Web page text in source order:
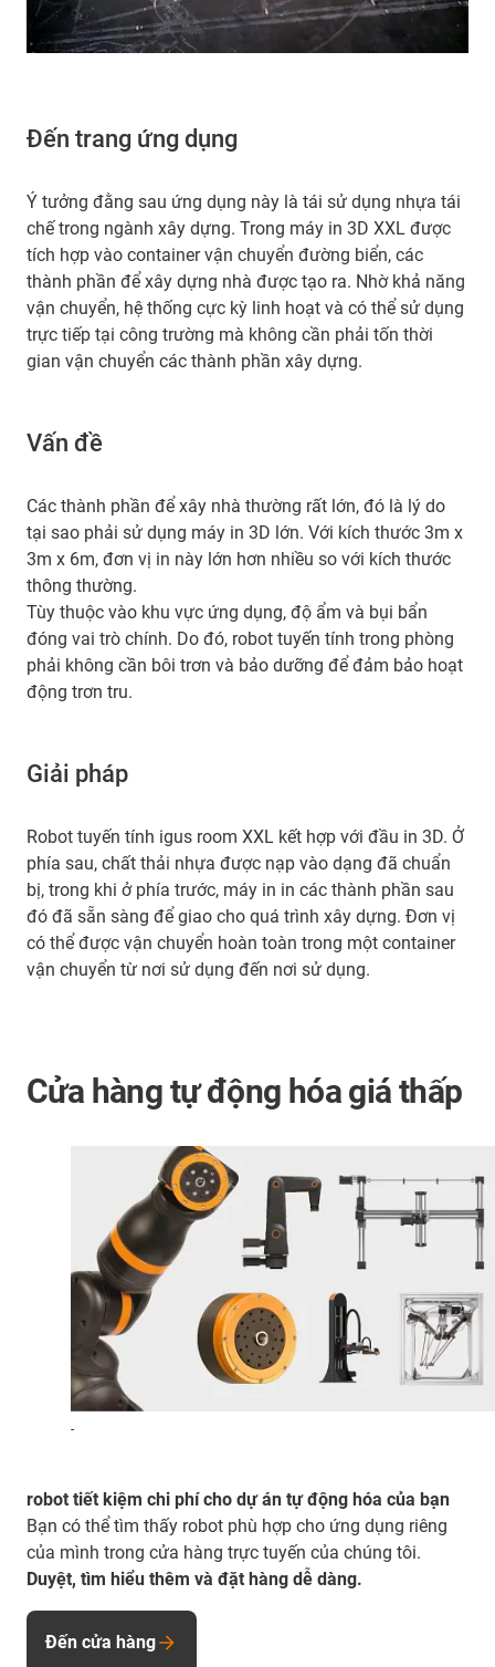
Đến trang ứng dụng
Ý tưởng đằng sau ứng dụng này là tái sử dụng nhựa tái
chế trong ngành xây dựng. Trong máy in 3D XXL được
tích hợp vào container vận chuyển đường biển, các
thành phần để xây dựng nhà được tạo ra. Nhờ khả năng
vận chuyển, hệ thống cực kỳ linh hoạt và có thể sử dụng
trực tiếp tại công trường mà không cần phải tốn thời
gian vận chuyển các thành phần xây dựng.
Vấn đề
Các thành phần để xây nhà thường rất lớn, đó là lý do
tại sao phải sử dụng máy in 3D lớn. Với kích thước 3m x
3m x 6m, đơn vị in này lớn hơn nhiều so với kích thước
thông thường.
Tùy thuộc vào khu vực ứng dụng, độ ẩm và bụi bẩn
đóng vai trò chính. Do đó, robot tuyến tính trong phòng
phải không cần bôi trơn và bảo dưỡng để đảm bảo hoạt
động trơn tru.
Giải pháp
Robot tuyến tính igus room XXL kết hợp với đầu in 3D. Ở
phía sau, chất thải nhựa được nạp vào dạng đã chuẩn
bị, trong khi ở phía trước, máy in in các thành phần sau
đó đã sẵn sàng để giao cho quá trình xây dựng. Đơn vị
có thể được vận chuyển hoàn toàn trong một container
vận chuyển từ nơi sử dụng đến nơi sử dụng.
Cửa hàng tự động hóa giá thấp
-
robot tiết kiệm chi phí cho dự án tự động hóa của bạn
Bạn có thể tìm thấy robot phù hợp cho ứng dụng riêng
của mình trong cửa hàng trực tuyến của chúng tôi.
Duyệt, tìm hiểu thêm và đặt hàng dễ dàng.
Đến cửa hàng